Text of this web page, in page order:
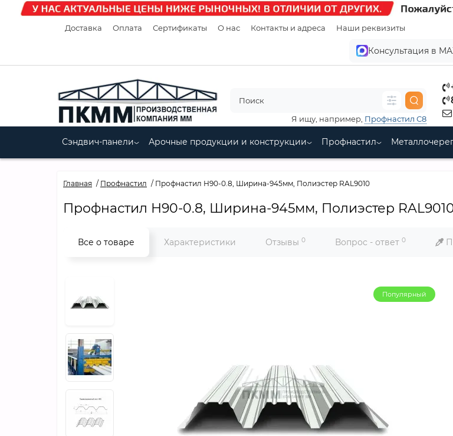
Доставка Оплата Сертификаты О нас Контакты и адреса Наши реквизиты
Консультация в
Я ищу, например, Профнастил С8
Сэндвич-панели Арочные продукции и конструкции Профнастил
Главная Профнастил Профнастил Н90-0.8, Ширина-945мм, Полиэстер RAL9010
Профнастил Н90-0.8, Ширина-945мм, Полиэстер
Все о товаре Характеристики Отзывы 0 Вопрос - ответ 0
Популярный